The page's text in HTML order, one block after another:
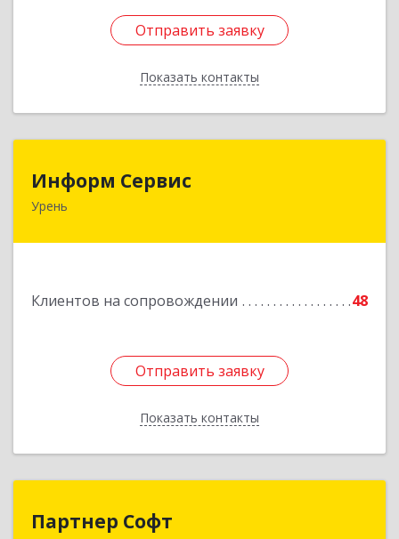
Отправить заявку
Показать контакты
Отправить заявку
Назад
Информ Сервис
Урень
Клиентов на сопровождении 48
Отправить заявку
Показать контакты
Отправить заявку
Назад
Партнер Софт